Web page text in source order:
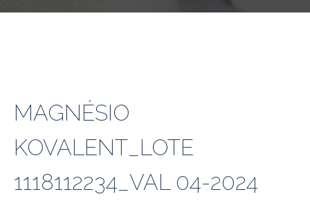
MAGNÉSIO
KOVALENT_LOTE
1118112234_VAL 04-2024